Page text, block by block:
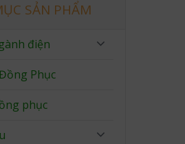
SẢN PHẨM
điện
Phục
phục